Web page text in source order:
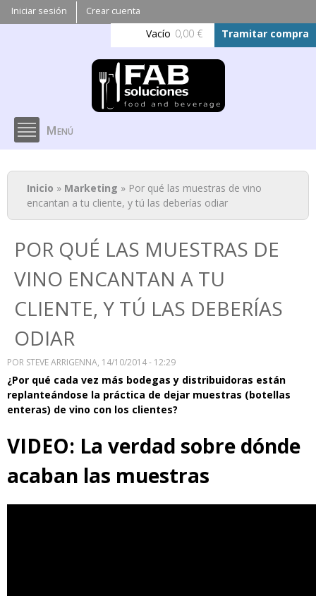
Pasar al
contenido
principal
Iniciar sesión Crear cuenta
Vacío 0,00 € Tramitar compra
Menú
Se encuentra usted aquí
Inicio » Marketing » Por qué las muestras de vino
encantan a tu cliente, y tú las deberías odiar
POR QUÉ LAS MUESTRAS DE
VINO ENCANTAN A TU
CLIENTE, Y TÚ LAS DEBERÍAS
ODIAR
POR STEVE ARRIGENNA, 14/10/2014 - 12:29
¿Por qué cada vez más bodegas y distribuidoras están
replanteándose la práctica de dejar muestras (botellas
enteras) de vino con los clientes?
VIDEO: La verdad sobre dónde
acaban las muestras